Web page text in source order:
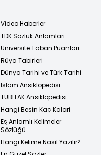
Video Haberler
TDK Sözlük Anlamları
Üniversite Taban Puanları
Rüya Tabirleri
Dünya Tarihi ve Türk Tarihi
İslam Ansiklopedisi
TÜBİTAK Ansiklopedisi
Hangi Besin Kaç Kalori
Eş Anlamlı Kelimeler
Sözlüğü
Hangi Kelime Nasıl Yazılır?